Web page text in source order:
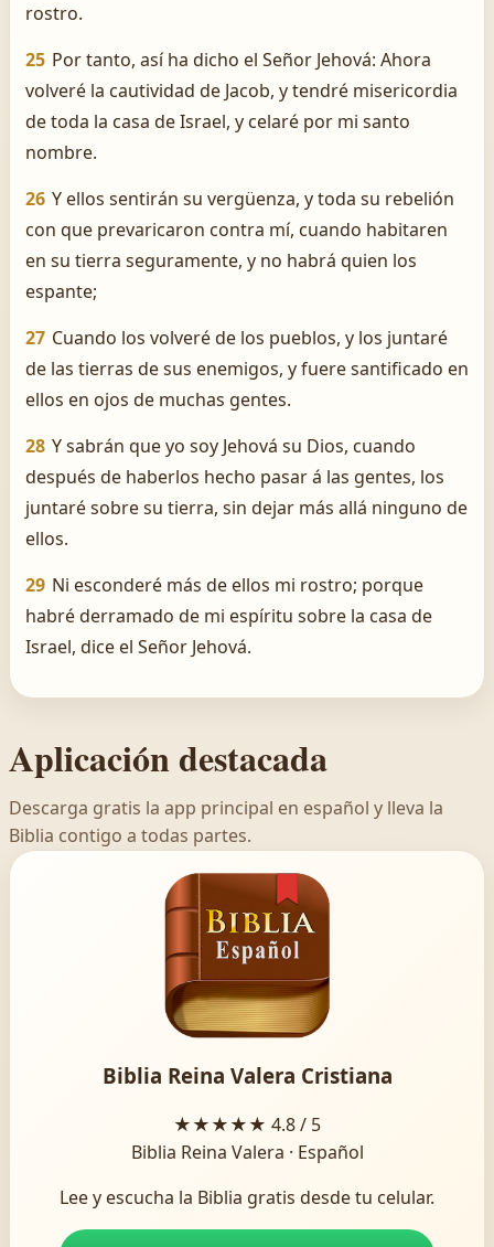
rostro.
25 Por tanto, así ha dicho el Señor Jehová: Ahora
volveré la cautividad de Jacob, y tendré misericordia
de toda la casa de Israel, y celaré por mi santo
nombre.
26 Y ellos sentirán su vergüenza, y toda su rebelión
con que prevaricaron contra mí, cuando habitaren
en su tierra seguramente, y no habrá quien los
espante;
27 Cuando los volveré de los pueblos, y los juntaré
de las tierras de sus enemigos, y fuere santificado en
ellos en ojos de muchas gentes.
28 Y sabrán que yo soy Jehová su Dios, cuando
después de haberlos hecho pasar á las gentes, los
juntaré sobre su tierra, sin dejar más allá ninguno de
ellos.
29 Ni esconderé más de ellos mi rostro; porque
habré derramado de mi espíritu sobre la casa de
Israel, dice el Señor Jehová.
Aplicación destacada
Descarga gratis la app principal en español y lleva la
Biblia contigo a todas partes.
Biblia Reina Valera Cristiana
★★★★★ 4.8 / 5
Biblia Reina Valera · Español
Lee y escucha la Biblia gratis desde tu celular.